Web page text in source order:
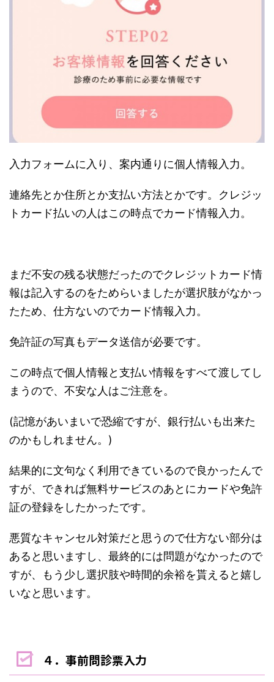
入力フォームに入り、案内通りに個人情報入力。
連絡先とか住所とか支払い方法とかです。クレジッ
トカード払いの人はこの時点でカード情報入力。
まだ不安の残る状態だったのでクレジットカード情
報は記入するのをためらいましたが選択肢がなかっ
たため、仕方ないのでカード情報入力。
免許証の写真もデータ送信が必要です。
この時点で個人情報と支払い情報をすべて渡してし
まうので、不安な人はご注意を。
(記憶があいまいで恐縮ですが、銀行払いも出来た
のかもしれません。)
結果的に文句なく利用できているので良かったんで
すが、できれば無料サービスのあとにカードや免許
証の登録をしたかったです。
悪質なキャンセル対策だと思うので仕方ない部分は
あると思いますし、最終的には問題がなかったので
すが、もう少し選択肢や時間的余裕を貰えると嬉し
いなと思います。
４．事前問診票入力